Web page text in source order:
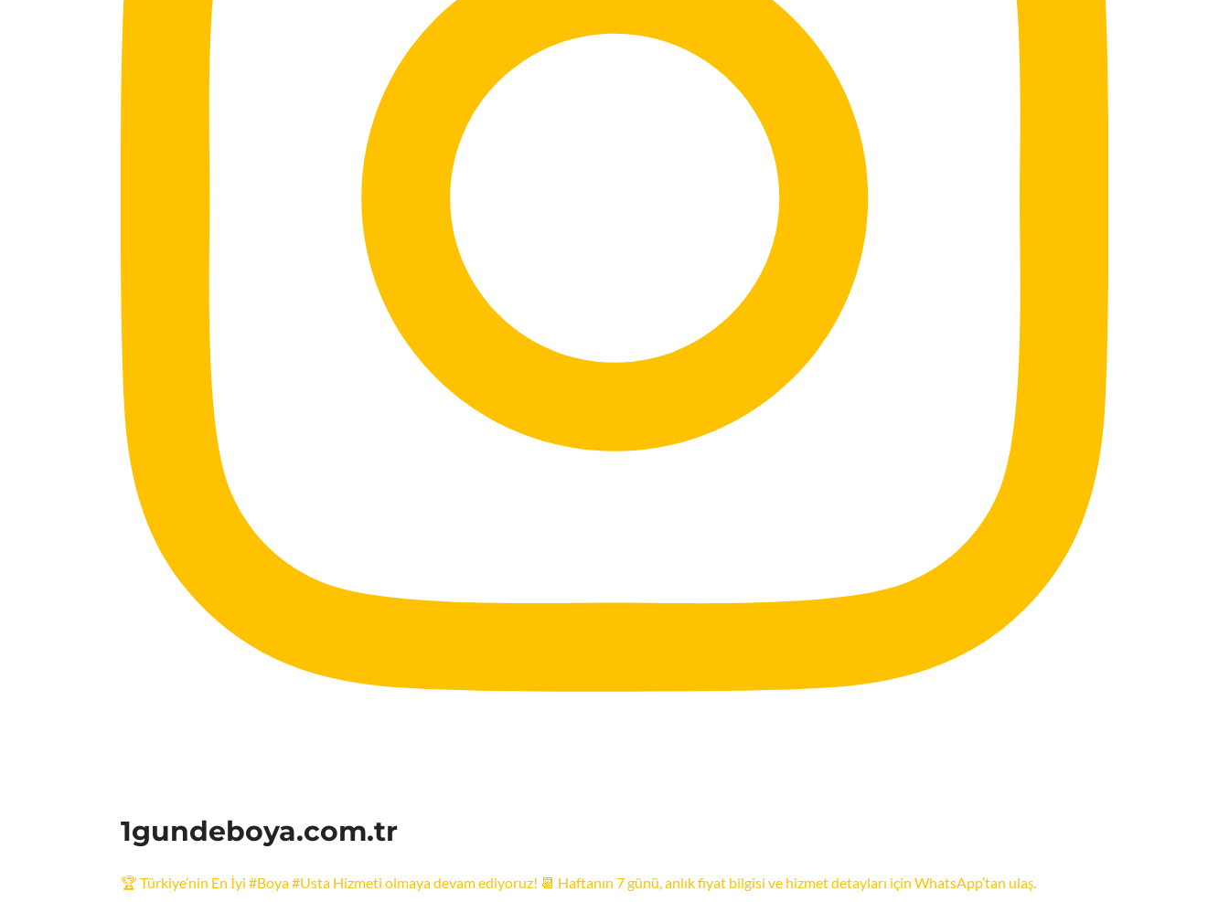
1gundeboya.com.tr
🏆 Türkiye’nin En İyi #Boya #Usta Hizmeti olmaya devam ediyoruz! 📆 Haftanın 7 günü, anlık fiyat bilgisi ve hizmet detayları için WhatsApp’tan ulaş.